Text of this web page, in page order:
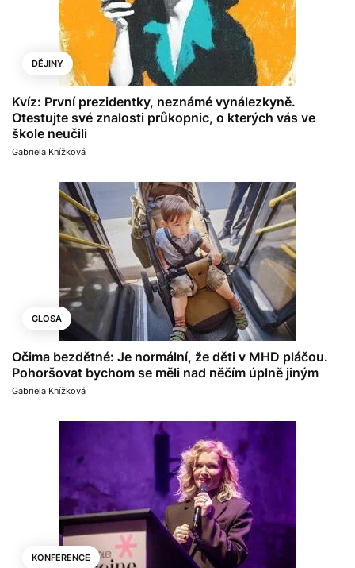
DĚJINY
Kvíz: První prezidentky, neznámé vynálezkyně.
Otestujte své znalosti průkopnic, o kterých vás ve
škole neučili
Gabriela Knížková
GLOSA
Očima bezdětné: Je normální, že děti v MHD pláčou.
Pohoršovat bychom se měli nad něčím úplně jiným
Gabriela Knížková
KONFERENCE